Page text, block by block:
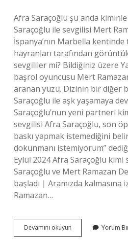
Afra Saraçoğlu şu anda
Saraçoğlu ile sevgilisi Mert
İspanya’nın Marbella
hayranları tarafından
sevgililer mi? Bildiğiniz üzere
başrol oyuncusu Mert
aranan yüzü. Dizinin bir diğer
Saraçoğlu ile aşk yaşamaya
Saraçoğlu’nun yeni partneri
sevgilisi Afra Saraçoğlu, son
baskı yapmak istemediğini
dokunmanı istemiyorum”
Eylül 2024 Afra Saraçoğlu kimi
Saraçoğlu ve Mert Ramazan
başladı | Aramızda kalmasına
Ramazan…
Devamını okuyun
Sevgilisi
Yorum